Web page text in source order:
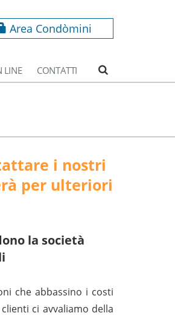
Area Condòmini
LINE CONTATTI
i nostri
per ulteriori
la società
che abbassino i costi
ci avvaliamo della